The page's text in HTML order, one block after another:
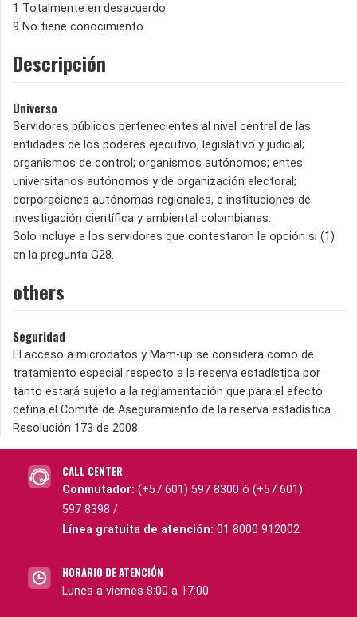
1 Totalmente en desacuerdo
9 No tiene conocimiento
Descripción
Universo
Servidores públicos pertenecientes al nivel central de las
entidades de los poderes ejecutivo, legislativo y judicial;
organismos de control; organismos autónomos; entes
universitarios autónomos y de organización electoral;
corporaciones autónomas regionales, e instituciones de
investigación científica y ambiental colombianas.
Solo incluye a los servidores que contestaron la opción si (1)
en la pregunta G28.
others
Seguridad
El acceso a microdatos y Mam-up se considera como de
tratamiento especial respecto a la reserva estadística por
tanto estará sujeto a la reglamentación que para el efecto
defina el Comité de Aseguramiento de la reserva estadística.
Resolución 173 de 2008.
CALL CENTER
Conmutador: (+57 601) 597 8300 ó (+57 601)
597 8398 /
Línea gratuita de atención: 01 8000 912002
HORARIO DE ATENCIÓN
Lunes a viernes 8:00 a 17:00